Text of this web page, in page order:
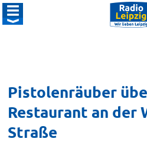
Pistolenräuber
Restaurant an
Straße